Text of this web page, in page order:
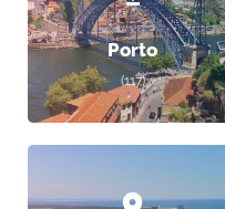
Porto
(117)